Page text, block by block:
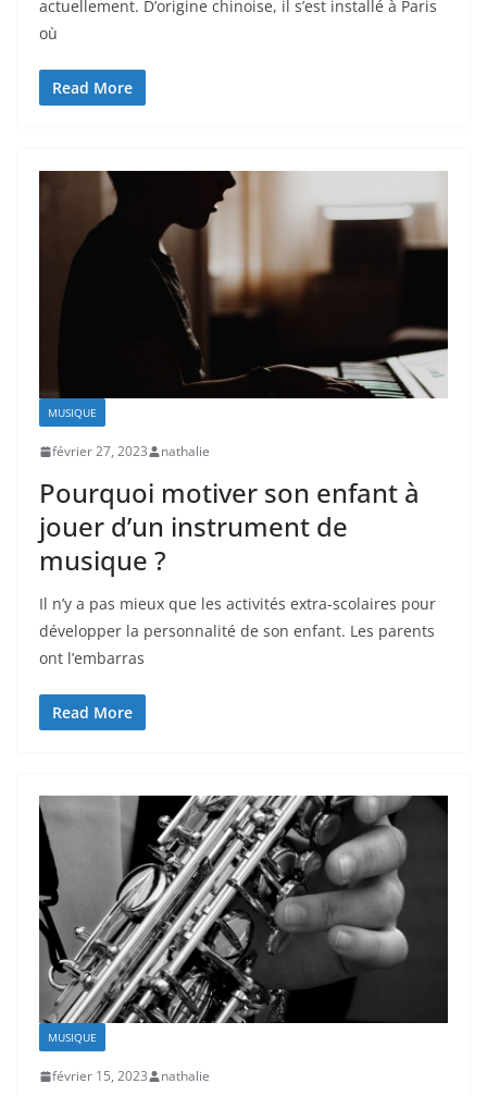
actuellement. D’origine chinoise, il s’est installé à Paris
où
Read More
MUSIQUE
février 27, 2023 nathalie
Pourquoi motiver son enfant à
jouer d’un instrument de
musique ?
Il n’y a pas mieux que les activités extra-scolaires pour
développer la personnalité de son enfant. Les parents
ont l’embarras
Read More
MUSIQUE
février 15, 2023 nathalie